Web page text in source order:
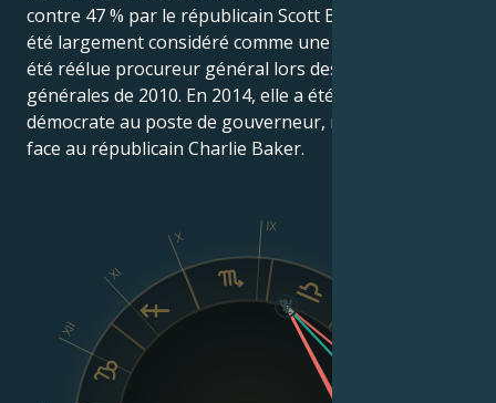
contre 47 % par le républicain Scott Brown, ce qui a
été largement considéré comme une surprise. Elle a
été réélue procureur général lors des élections
générales de 2010. En 2014, elle a été candidate
démocrate au poste de gouverneur, mais a perdu
face au républicain Charlie Baker.
IX
X
XI
XII